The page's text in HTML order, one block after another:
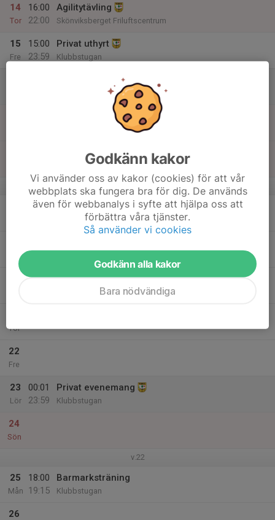
14
Tor
16:00
22:00
Agilitytävling
Skönviksberget Friluftscentrum
15
Fre
15:00
23:59
Privat uthyrt
Klubbstugan
Privat uthyrt
Klubbstugan
v.21
18:00
Barmarksträning
Klubbstugan
Tis
Tor
22
Fre
23
Lör
00:01
23:59
Privat evenemang
Klubbstugan
24
Sön
v.22
25
Mån
18:00
19:15
Barmarksträning
Klubbstugan
26
Godkänn kakor
Vi använder oss av kakor (cookies) för att vår
webbplats ska fungera bra för dig. De används
även för webbanalys i syfte att hjälpa oss att
förbättra våra tjänster.
Så använder vi cookies
Godkänn alla kakor
Bara nödvändiga